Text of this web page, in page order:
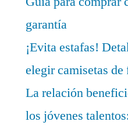
garantía
¡Evita estafas!
elegir camisetas de
La relación
los jóvenes